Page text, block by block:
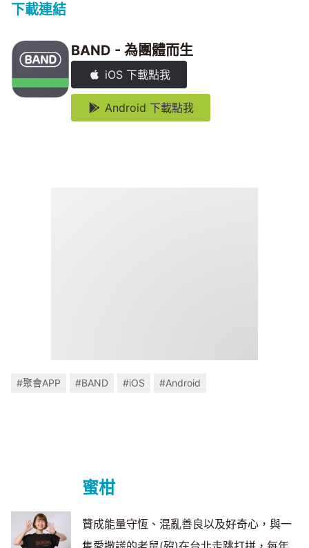
下載連結
BAND - 為團體而生
iOS 下載點我
Android 下載點我
#聚會APP #BAND #iOS #Android
蜜柑
贊成能量守恆、混亂善良以及好奇心，與一